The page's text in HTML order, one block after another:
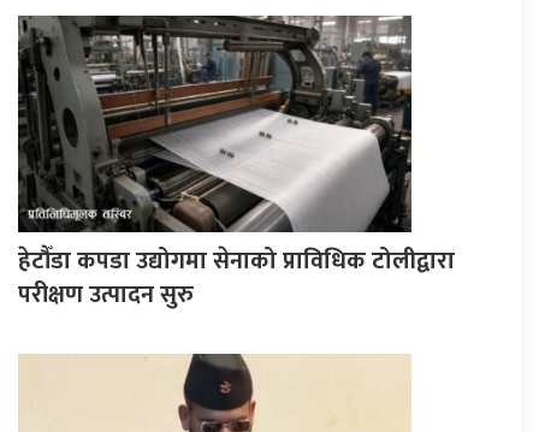
हेटौँडा कपडा उद्योगमा सेनाको प्राविधिक टोलीद्वारा
परीक्षण उत्पादन सुरु